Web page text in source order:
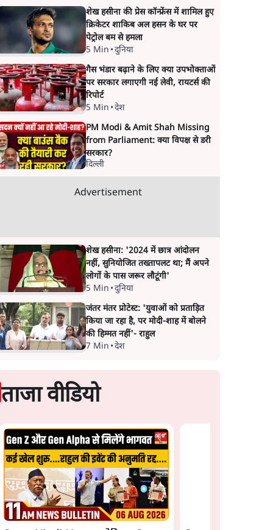
शेख हसीना की प्रेस कॉन्फ्रेंस में शामिल हुए
क्रिकेटर शाकिब अल हसन के घर पर
पेट्रोल बम से हमला
5 Min •दुनिया
गैस भंडार बढ़ाने के लिए क्या उपभोक्ताओं
पर सरकार लगाएगी नई लेवी, रायटर्स की
रिपोर्ट
5 Min •देश
PM Modi & Amit Shah Missing
from Parliament: क्या विपक्ष से डरी
सरकार?
दिल्ली
Advertisement
शेख हसीना: '2024 में छात्र आंदोलन
नहीं, सुनियोजित तख्तापलट था; मैं अपने
लोगों के पास जरूर लौटूंगी'
5 Min •दुनिया
जंतर मंतर प्रोटेस्ट: 'युवाओं को प्रताड़ित
किया जा रहा है, पर मोदी-शाह में बोलने
की हिम्मत नहीं'- राहुल
7 Min •देश
ताजा वीडियो